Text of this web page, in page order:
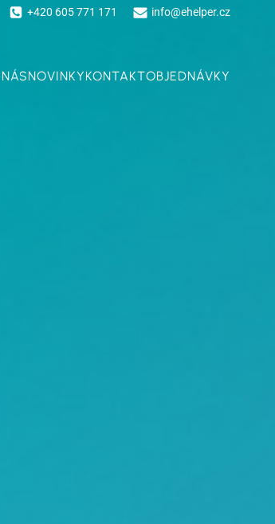
+420 605 771 171 info@ehelper.cz
NOVINKYKONTAKTOBJEDNÁVKY